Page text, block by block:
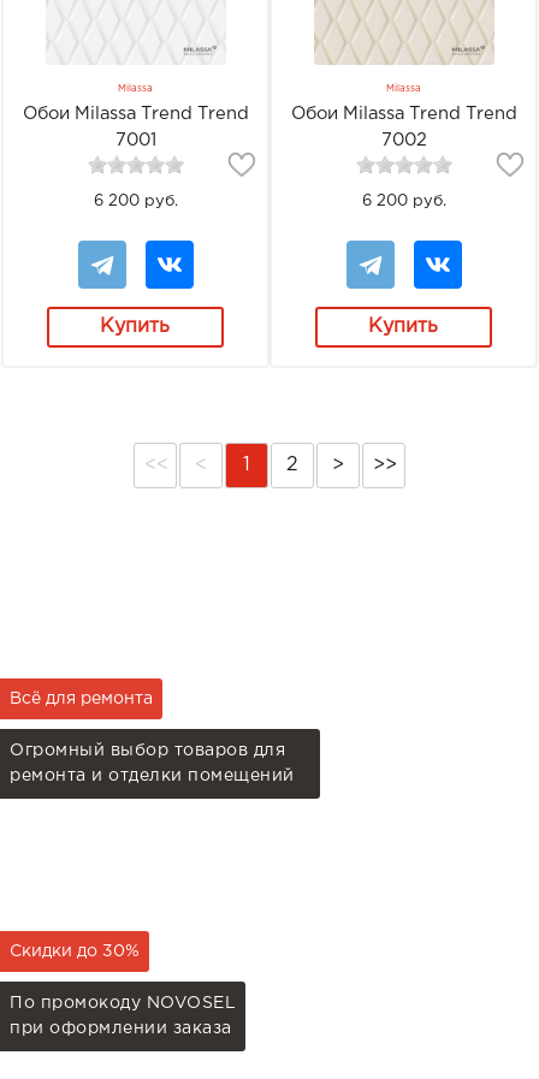
Milassa
Обои Milassa Trend Trend
7001
6 200 руб.
Купить
Milassa
Обои Milassa Trend Trend
7002
6 200 руб.
Купить
<< < 2 > >>
Всё для ремонта
Огромный выбор товаров для
ремонта и отделки помещений
Скидки до 30%
По промокоду NOVOSEL
при оформлении заказа